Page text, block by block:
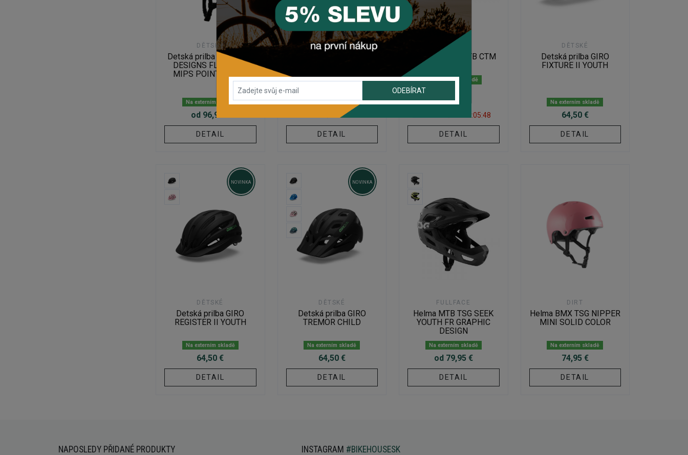
DĚTSKÉ
Detská prilba TROY LEE
DESIGNS FLOWLINE
MIPS POINT YOUTH
Na externím skladě
od 96,95 €
DETAIL
DĚTSKÉ
Na externím skladě
26,65 €
Sleva končí za04:05:47
DETAIL
DĚTSKÉ
Dětská přilba MTB CTM
Na externím skladě
17,16 €
04:05:47
DETAIL
DĚTSKÉ
Detská prilba GIRO
FIXTURE II YOUTH
Na externím skladě
64,50 €
DETAIL
NOVINKA
DĚTSKÉ
Detská prilba GIRO
REGISTER II YOUTH
Na externím skladě
64,50 €
DETAIL
NOVINKA
DĚTSKÉ
Detská prilba GIRO
TREMOR CHILD
Na externím skladě
64,50 €
DETAIL
FULLFACE
Helma MTB TSG SEEK
YOUTH FR GRAPHIC
DESIGN
Na externím skladě
od 79,95 €
DETAIL
DIRT
Helma BMX TSG NIPPER
MINI SOLID COLOR
Na externím skladě
74,95 €
DETAIL
NAPOSLEDY PŘIDANÉ PRODUKTY INSTAGRAM #BIKEHOUSESK
ODEBÍRAT